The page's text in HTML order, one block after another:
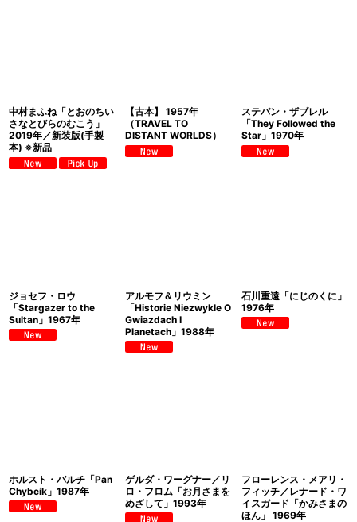
中村まふね「とおのちい
さなとびらのむこう」
2019年／新装版(手製
本) ※新品
【古本】 1957年
（TRAVEL TO
DISTANT WORLDS）
ステパン・ザブレル
「They Followed the
Star」1970年
ジョセフ・ロウ
「Stargazer to the
Sultan」1967年
アルモフ＆リウミン
「Historie Niezwykle O
Gwiazdach I
Planetach」1988年
石川重遠「にじのくに」
1976年
ホルスト・バルチ「Pan
Chybcik」1987年
ゲルダ・ワーグナー／リ
ロ・フロム「お月さまを
めざして」1993年
フローレンス・メアリ・
フィッチ／レナード・ワ
イスガード「かみさまの
ほん」 1969年